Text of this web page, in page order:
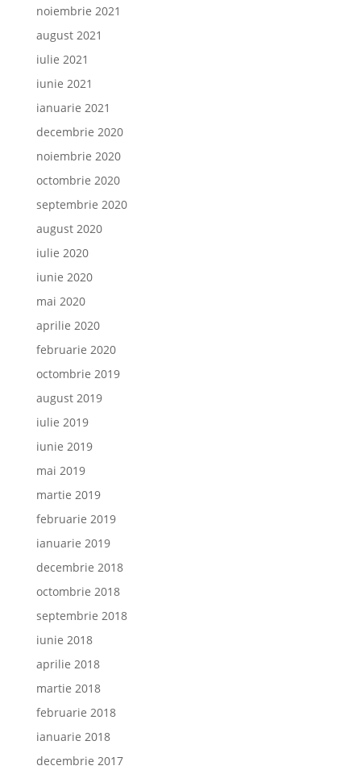
noiembrie 2021
august 2021
iulie 2021
iunie 2021
ianuarie 2021
decembrie 2020
noiembrie 2020
octombrie 2020
septembrie 2020
august 2020
iulie 2020
iunie 2020
mai 2020
aprilie 2020
februarie 2020
octombrie 2019
august 2019
iulie 2019
iunie 2019
mai 2019
martie 2019
februarie 2019
ianuarie 2019
decembrie 2018
octombrie 2018
septembrie 2018
iunie 2018
aprilie 2018
martie 2018
februarie 2018
ianuarie 2018
decembrie 2017